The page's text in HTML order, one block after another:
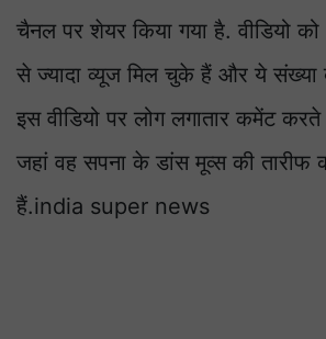
चैनल पर शेयर किया गया है. वीडियो
से ज्यादा व्यूज मिल चुके हैं और ये संख्या
इस वीडियो पर लोग लगातार कमेंट
जहां वह सपना के डांस मूव्स की
हैं.india super news